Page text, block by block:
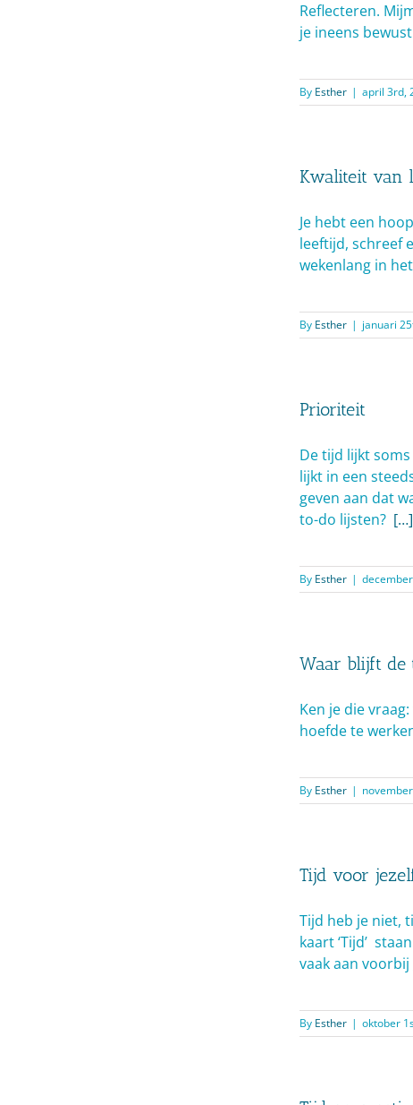
Reflecteren.
je ineens
By Esther | april 3rd,
Kwaliteit van
Je hebt een
leeftijd, schreef
wekenlang in
By Esther | januari
Prioriteit
De tijd lijkt
lijkt in een
geven aan dat
to-do lijsten? […]
By Esther |
Waar blijft de
Ken je die
hoefde te
By Esther |
Tijd voor
Tijd heb je niet,
kaart ‘Tijd’
vaak aan voorbij
By Esther | oktober